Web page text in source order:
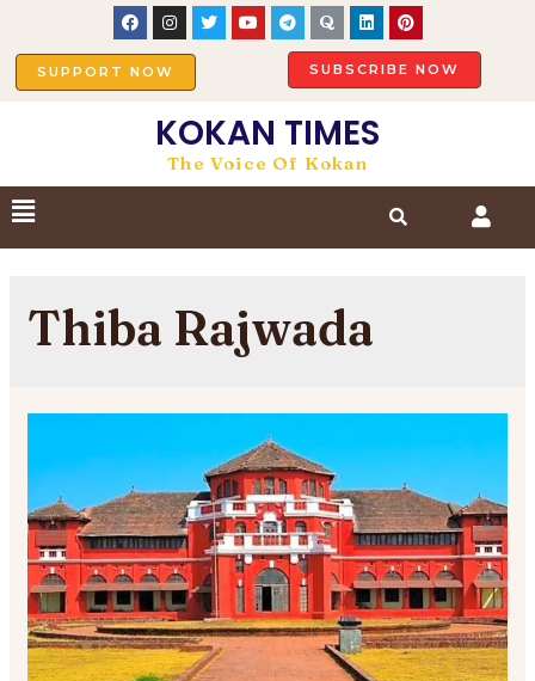
SUPPORT NOW SUBSCRIBE NOW
KOKAN TIMES
The Voice Of Kokan
Thiba Rajwada